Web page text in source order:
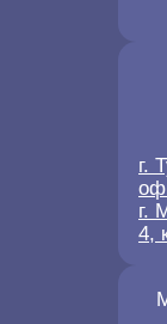
г.
г.
4,